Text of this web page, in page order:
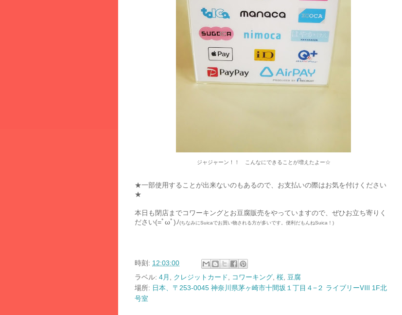
ジャジャーン！！ こんなにできることが増えたよー☆
★一部使用することが出来ないのもあるので、お支払いの際はお気を付けください
★
本日も閉店までコワーキングとお豆腐販売をやっていますので、ぜひお立ち寄りく
ださい(=ﾟωﾟ)ﾉ(ちなみにSuicaでお買い物される方が多いです。便利だもんねSuica！)
時刻: 12:03:00
ラベル: 4月 , クレジットカード, コワーキング, 桜, 豆腐
場所: 日本、〒253-0045 神奈川県茅ヶ崎市十間坂１丁目４−２ ライブリーⅧ 1F北
号室